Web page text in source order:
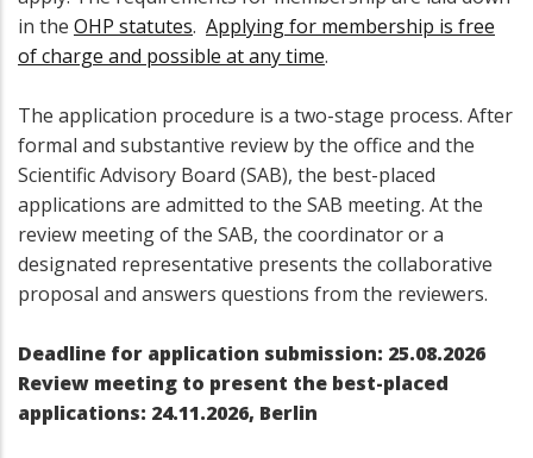
in the OHP statutes. Applying for membership is free
of charge and possible at any time.
The application procedure is a two-stage process. After
formal and substantive review by the office and the
Scientific Advisory Board (SAB), the best-placed
applications are admitted to the SAB meeting. At the
review meeting of the SAB, the coordinator or a
designated representative presents the collaborative
proposal and answers questions from the reviewers.
Deadline for application submission: 25.08.2026
Review meeting to present the best-placed
applications: 24.11.2026, Berlin